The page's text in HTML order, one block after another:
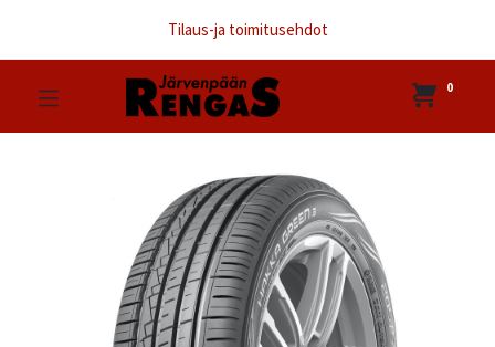
Tilaus-ja toimitusehdot
0